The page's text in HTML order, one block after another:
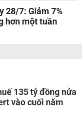
28/7: Giảm 7%
hơn một tuần
135 tỷ đồng nửa
vào cuối năm